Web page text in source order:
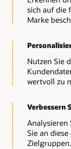
sich auf die
Marke
Nutzen Sie
wertvoll zu
Verbessern
Analysieren
Sie an
Zielgruppen.